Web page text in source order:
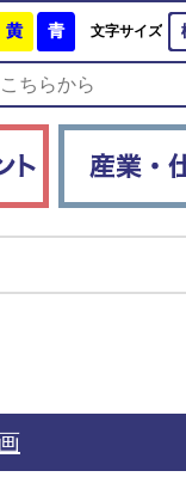
黒 黄 青文字サイズ